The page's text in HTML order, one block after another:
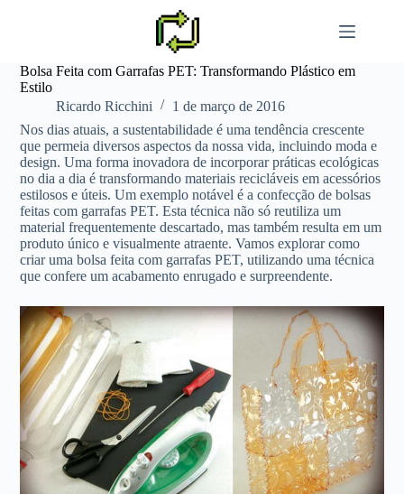
Bolsa Feita com Garrafas PET: Transformando Plástico em
Estilo
Ricardo Ricchini
1 de março de 2016
Nos dias atuais, a sustentabilidade é uma tendência crescente
que permeia diversos aspectos da nossa vida, incluindo moda e
design. Uma forma inovadora de incorporar práticas ecológicas
no dia a dia é transformando materiais recicláveis em acessórios
estilosos e úteis. Um exemplo notável é a confecção de bolsas
feitas com garrafas PET. Esta técnica não só reutiliza um
material frequentemente descartado, mas também resulta em um
produto único e visualmente atraente. Vamos explorar como
criar uma bolsa feita com garrafas PET, utilizando uma técnica
que confere um acabamento enrugado e surpreendente.